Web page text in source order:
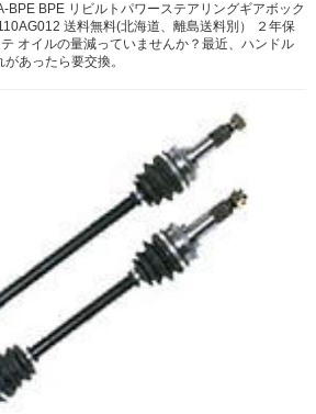
BPE BPE リビルトパワーステアリングギアボック
送料無料(北海道、離島送料別） ２年保
オイルの量減っていませんか？最近、ハンドル
あったら要交換。